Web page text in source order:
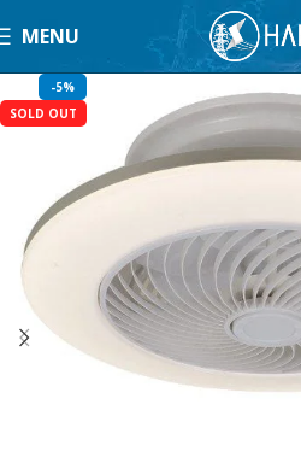
MENU
-5%
SOLD OUT